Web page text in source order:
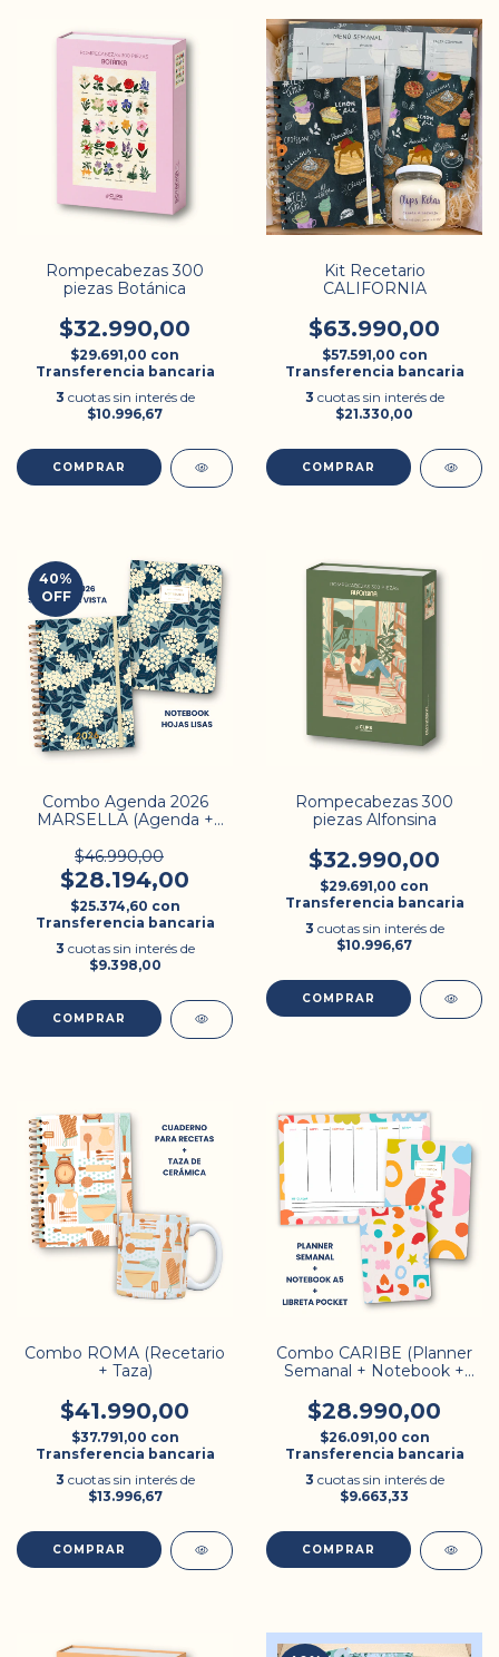
Rompecabezas 300
piezas Botánica
$32.990,00
$29.691,00 con
Transferencia bancaria
3 cuotas sin interés de
$10.996,67
Kit Recetario
CALIFORNIA
$63.990,00
$57.591,00 con
Transferencia bancaria
3 cuotas sin interés de
$21.330,00
40%
OFF
Combo Agenda 2026
MARSELLA (Agenda +
$46.990,00
$28.194,00
$25.374,60 con
Transferencia bancaria
3 cuotas sin interés de
$9.398,00
COMPRAR
Rompecabezas 300
piezas Alfonsina
$32.990,00
$29.691,00 con
Transferencia bancaria
3 cuotas sin interés de
$10.996,67
Combo ROMA (Recetario
+ Taza)
$41.990,00
$37.791,00 con
Transferencia bancaria
3 cuotas sin interés de
$13.996,67
Combo CARIBE (Planner
Semanal + Notebook +
$28.990,00
$26.091,00 con
Transferencia bancaria
3 cuotas sin interés de
$9.663,33